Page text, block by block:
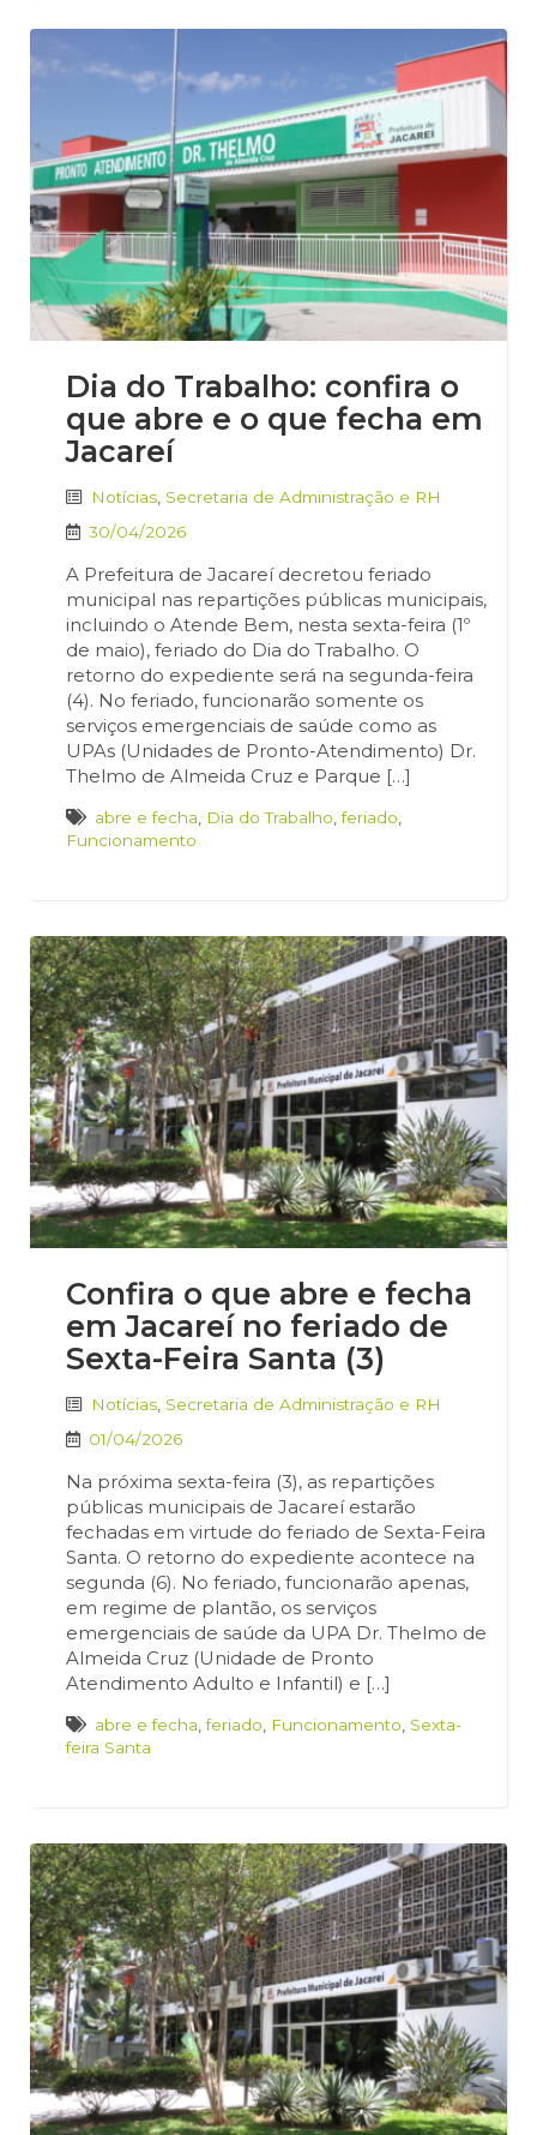
Dia do Trabalho: confira o
que abre e o que fecha em
Jacareí
Notícias Secretaria de Administração e RH
30/04/2026
A Prefeitura de Jacareí decretou feriado
municipal nas repartições públicas municipais,
incluindo o Atende Bem, nesta sexta-feira (1º
de maio), feriado do Dia do Trabalho. O
retorno do expediente será na segunda-feira
(4). No feriado, funcionarão somente os
serviços emergenciais de saúde como as
UPAs (Unidades de Pronto-Atendimento) Dr.
Thelmo de Almeida Cruz e Parque […]
abre e fecha Dia do Trabalho ,feriado
Funcionamento
Confira o que abre e fecha
em Jacareí no feriado de
Sexta-Feira Santa (3)
Notícias Secretaria de Administração e RH
01/04/2026
Na próxima sexta-feira (3), as repartições
públicas municipais de Jacareí estarão
fechadas em virtude do feriado de Sexta-Feira
Santa. O retorno do expediente acontece na
segunda (6). No feriado, funcionarão apenas,
em regime de plantão, os serviços
emergenciais de saúde da UPA Dr. Thelmo de
Almeida Cruz (Unidade de Pronto
Atendimento Adulto e Infantil) e […]
abre e fecha ,feriado Funcionamento Sexta-
feira Santa